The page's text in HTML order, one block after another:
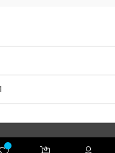
©2001-2026